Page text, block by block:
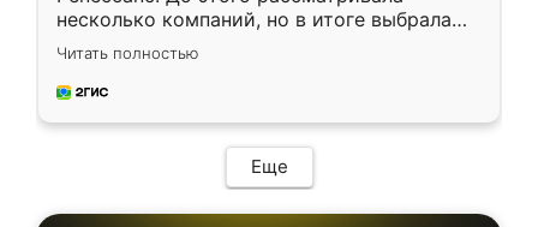
несколько компаний, но в итоге выбрала
эту. Сначала обговорили условия, потом
приехал замерщик, всё спокойно объяснил
и снял размеры. Изготовили в срок, с
мебель сразу встала на свое место без
каких-либо доработок. Качеством осталась
довольна, все выглядит так, как и ожидала.
Читать полностью
Еще